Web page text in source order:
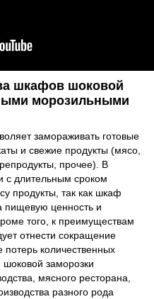
шкафов шоковой
морозильными
замораживать готовые
и свежие продукты (мясо,
прочее). В
с длительным сроком
продукты, так как шкаф
пищевую ценность и
того, к преимуществам
отнести сокращение
количественных
заморозки
мясного ресторана,
разного рода